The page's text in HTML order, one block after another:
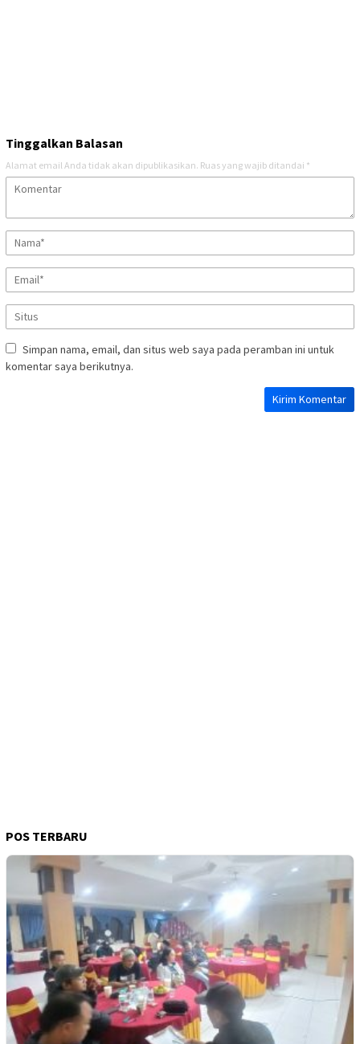
Tinggalkan Balasan
Alamat email Anda tidak akan dipublikasikan. Ruas yang wajib ditandai *
Simpan nama, email, dan situs web saya pada peramban ini untuk
komentar saya berikutnya.
POS TERBARU